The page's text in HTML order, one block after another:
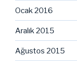
Ocak 2016
Aralık 2015
Ağustos 2015